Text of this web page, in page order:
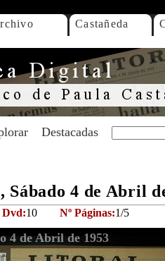
Castañeda
Destacadas
4 de Abril
Dvd:10 Nº Páginas:1/5
4 de Abril de 1953